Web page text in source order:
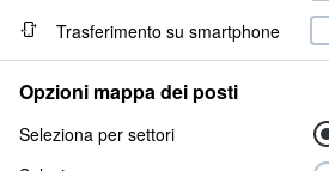
Trasferimento su smartphone
Opzioni mappa dei posti
Seleziona per settori